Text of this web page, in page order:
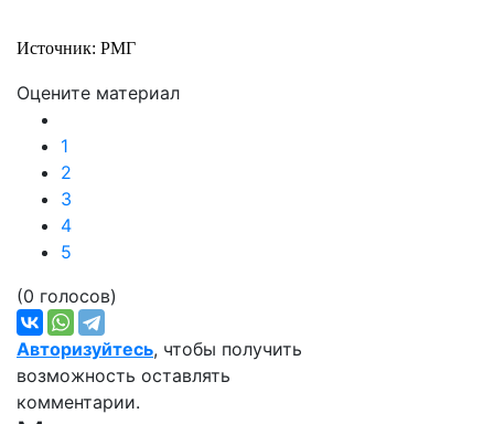
Источник: РМГ
Оцените материал
1
2
3
4
5
(0 голосов)
Авторизуйтесь, чтобы получить
возможность оставлять
комментарии.